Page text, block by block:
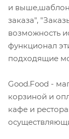
и
заказа",
возможность
функционал
подходящие
Good.Food -
корзиной и
кафе и